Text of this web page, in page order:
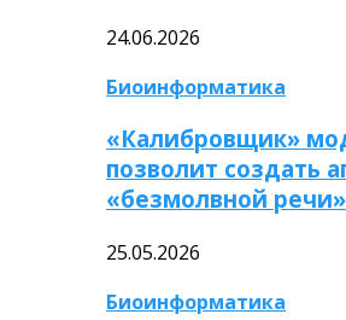
24.06.2026
Биоинформатика
«Калибровщик»
позволит создать
«безмолвной речи»
25.05.2026
Биоинформатика